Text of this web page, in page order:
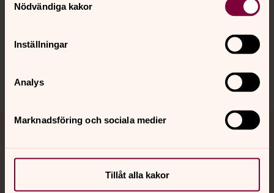
Nödvändiga kakor
Inställningar
Analys
Marknadsföring och sociala medier
Tillåt alla kakor
Sociala kanaler
med en präst på kvällar och nätter.